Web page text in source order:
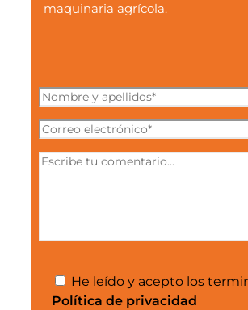
maquinaria agrícola.
He leído y acepto los
Política de privacidad